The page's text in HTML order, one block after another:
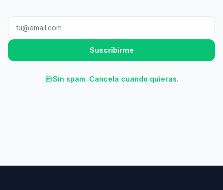
Suscribirme
calendar_monthSin spam. Cancela cuando quieras.